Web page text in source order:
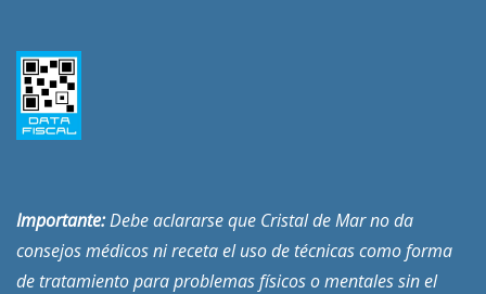
Importante:Debe aclararse que Cristal de Mar no da
consejos médicos ni receta el uso de técnicas como forma
de tratamiento para problemas físicos o mentales sin el